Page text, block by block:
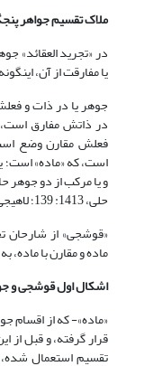
ملاک تقسیم جواهر
در «تجرید العقائد»
یا مفارقت از آن،
جوهر یا در ذات و
در ذاتش مفارق
فعلش مقارن وضع
است، که «ماده»
و یا مرکب از دو
حلی، 1413: 139؛ لاهیجى، 1383، 3: 32)
«قوشجی» از شارحان
ماده و مقارن با
اشکال اول قوشجی و
«ماده»- که از اقسام
قرار گرفته، و قبل از
تقسیم استعمال شده،